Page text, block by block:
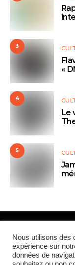
3
«
4
Le
5
Paris
Nous utilisons des
expérience sur
données de